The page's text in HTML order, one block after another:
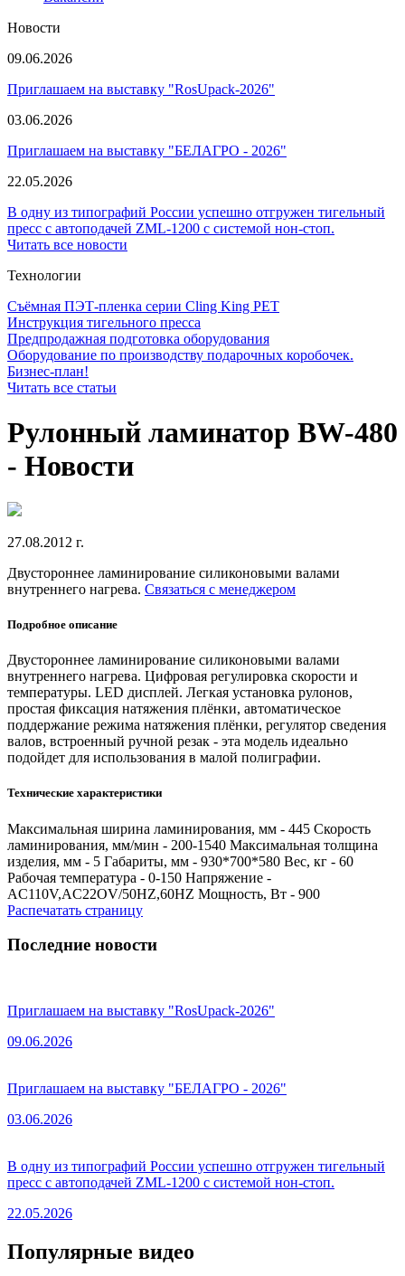
Новости
09.06.2026
Приглашаем на выставку "RosUpack-2026"
03.06.2026
Приглашаем на выставку "БЕЛАГРО - 2026"
22.05.2026
В одну из типографий России успешно отгружен тигельный
пресс с автоподачей ZML-1200 с системой нон-стоп.
Читать все новости
Технологии
Съёмная ПЭТ-пленка серии Cling King PET
Инструкция тигельного пресса
Предпродажная подготовка оборудования
Оборудование по производству подарочных коробочек.
Бизнес-план!
Читать все статьи
Рулонный ламинатор BW-480
- Новости
27.08.2012 г.
Двустороннее ламинирование силиконовыми валами
внутреннего нагрева. Связаться с менеджером
Подробное описание
Двустороннее ламинирование силиконовыми валами
внутреннего нагрева. Цифровая регулировка скорости и
температуры. LED дисплей. Легкая установка рулонов,
простая фиксация натяжения плёнки, автоматическое
поддержание режима натяжения плёнки, регулятор сведения
валов, встроенный ручной резак - эта модель идеально
подойдет для использования в малой полиграфии.
Технические характеристики
Максимальная ширина ламинирования, мм - 445 Скорость
ламинирования, мм/мин - 200-1540 Максимальная толщина
изделия, мм - 5 Габариты, мм - 930*700*580 Вес, кг - 60
Рабочая температура - 0-150 Напряжение -
AC110V,AC22OV/50HZ,60HZ Мощность, Вт - 900
Распечатать страницу
Последние новости
Приглашаем на выставку "RosUpack-2026"
09.06.2026
Приглашаем на выставку "БЕЛАГРО - 2026"
03.06.2026
В одну из типографий России успешно отгружен тигельный
пресс с автоподачей ZML-1200 с системой нон-стоп.
22.05.2026
Популярные видео